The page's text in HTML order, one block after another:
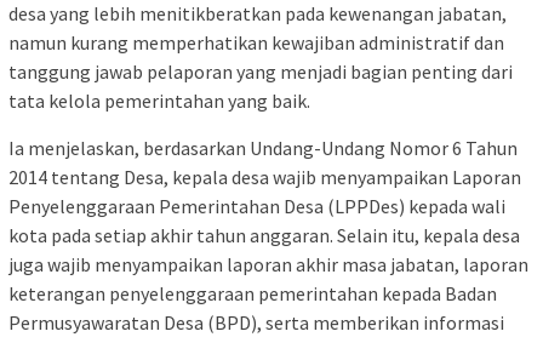
desa yang lebih menitikberatkan pada kewenangan jabatan,
namun kurang memperhatikan kewajiban administratif dan
tanggung jawab pelaporan yang menjadi bagian penting dari
tata kelola pemerintahan yang baik.
Ia menjelaskan, berdasarkan Undang-Undang Nomor 6 Tahun
2014 tentang Desa, kepala desa wajib menyampaikan Laporan
Penyelenggaraan Pemerintahan Desa (LPPDes) kepada wali
kota pada setiap akhir tahun anggaran. Selain itu, kepala desa
juga wajib menyampaikan laporan akhir masa jabatan, laporan
keterangan penyelenggaraan pemerintahan kepada Badan
Permusyawaratan Desa (BPD), serta memberikan informasi